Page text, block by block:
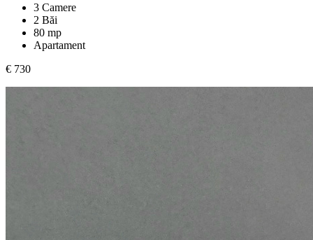
3 Camere
2 Băi
80 mp
Apartament
€ 730